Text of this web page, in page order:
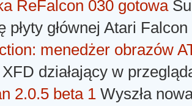
ReFalcon 030 gotowa
płyty głównej Atari
menedżer obrazów
działający w
2.0.5 beta 1 Wyszła